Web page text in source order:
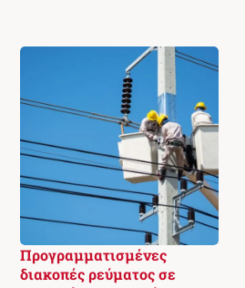
Προγραμματισμένες
διακοπές ρεύματος σε